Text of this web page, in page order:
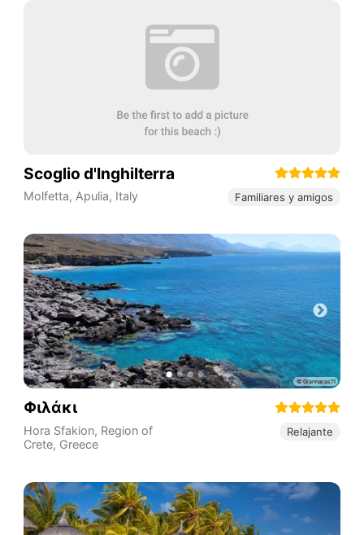
Scoglio d'Inghilterra
Molfetta, Apulia, Italy Familiares y amigos
Φιλάκι
Hora Sfakion, Region of
Crete, Greece
Relajante